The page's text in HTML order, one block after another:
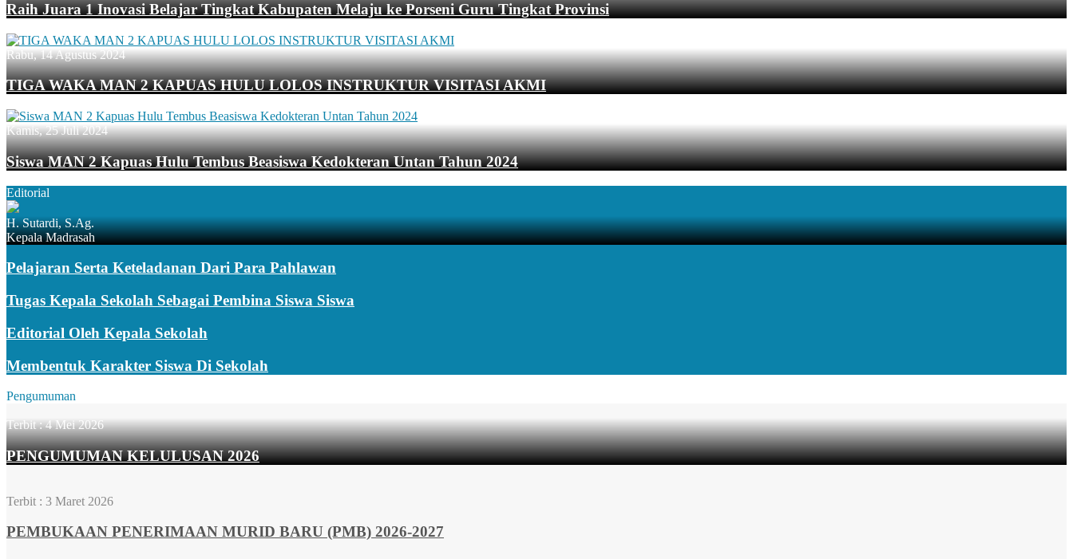
Raih Juara 1 Inovasi Belajar Tingkat Kabupaten Melaju ke Porseni Guru Tingkat Provinsi
Rabu, 14 Agustus 2024
TIGA WAKA MAN 2 KAPUAS HULU LOLOS INSTRUKTUR VISITASI AKMI
Kamis, 25 Juli 2024
Siswa MAN 2 Kapuas Hulu Tembus Beasiswa Kedokteran Untan Tahun 2024
Editorial
H. Sutardi, S.Ag.
Kepala Madrasah
Pelajaran Serta Keteladanan Dari Para Pahlawan
Tugas Kepala Sekolah Sebagai Pembina Siswa Siswa
Editorial Oleh Kepala Sekolah
Membentuk Karakter Siswa Di Sekolah
Pengumuman
Terbit :4 Mei 2026
PENGUMUMAN KELULUSAN 2026
Terbit : 3 Maret 2026
PEMBUKAAN PENERIMAAN MURID BARU (PMB) 2026-2027